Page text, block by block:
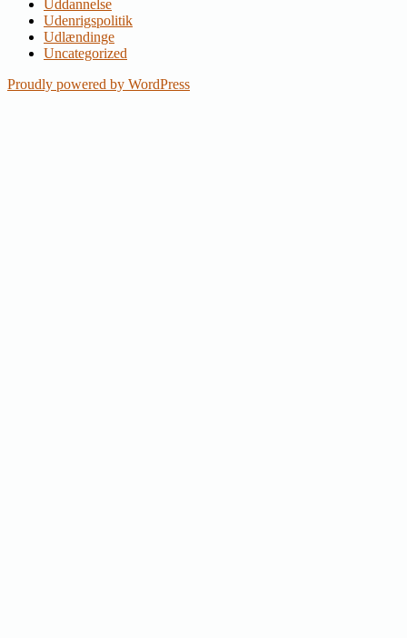
Uddannelse
Udenrigspolitik
Udlændinge
Uncategorized
Proudly powered by WordPress